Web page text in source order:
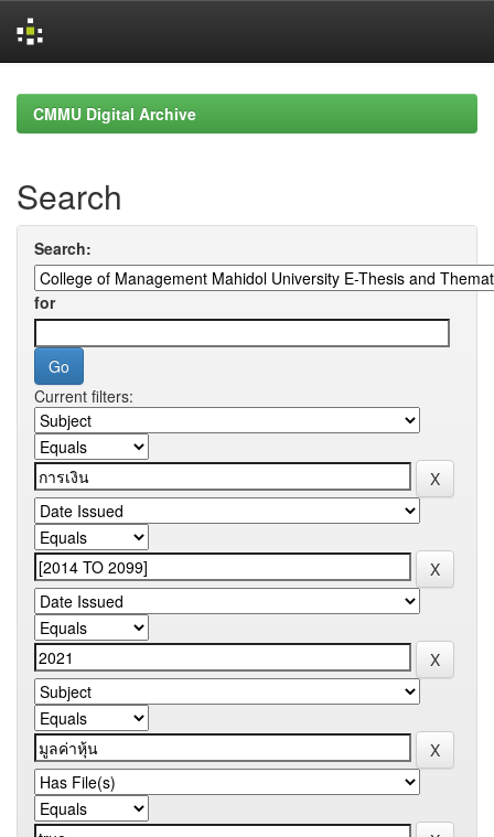
navigationCMMU Digital Archive
Search
Search:
for
Current filters: